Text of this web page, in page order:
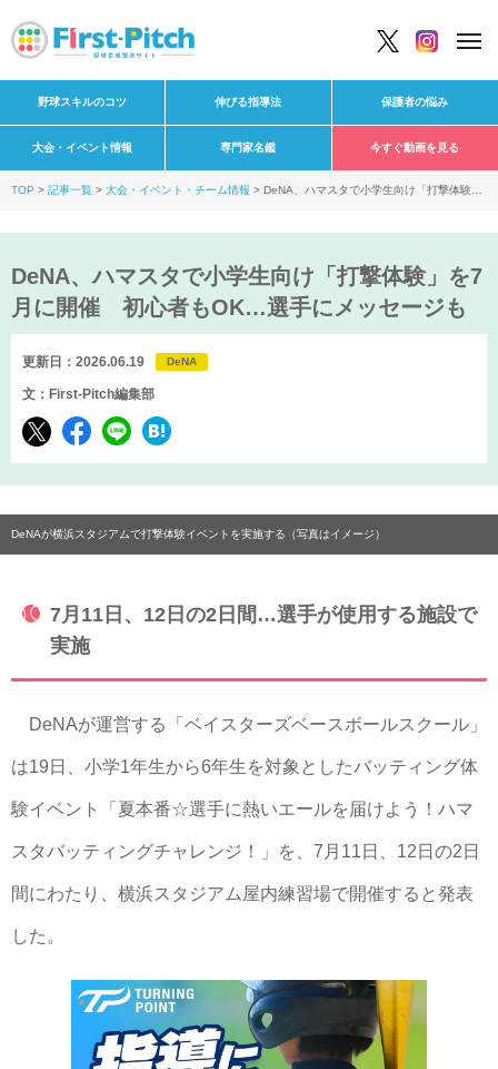
野球スキルのコツ 伸びる指導法 保護者の悩み
大会・イベント情報 専門家名鑑 今すぐ動画を見る
TOP 記事一覧 大会・イベント・チーム情報
DeNA、ハマスタで小学生向け「打撃体験」
DeNA、ハマスタで小学生向け「打撃体験」を7
月に開催 初心者もOK…選手にメッセージも
更新日：2026.06.19 DeNA
文：First-Pitch編集部
DeNAが横浜スタジアムで打撃体験イベントを実施する（写真はイメージ）
7月11日、12日の2日間…選手が使用する施設で
実施
DeNAが運営する「ベイスターズベースボールスクール」
は19日、小学1年生から6年生を対象としたバッティング体
験イベント「夏本番☆選手に熱いエールを届けよう！ハマ
スタバッティングチャレンジ！」を、7月11日、12日の2日
間にわたり、横浜スタジアム屋内練習場で開催すると発表
した。